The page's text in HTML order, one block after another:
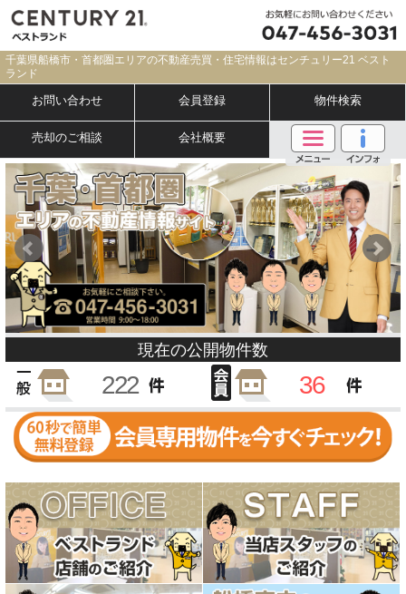
千葉県船橋市・首都圏エリアの不動産売買・住宅情報はセンチュリー21 ベスト
ランド
お問い合わせ 会員登録 物件検索
売却のご相談 会社概要